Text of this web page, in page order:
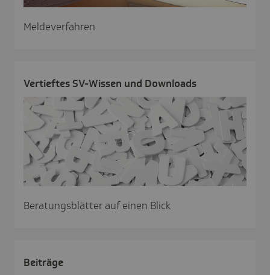
Meldeverfahren
Vertieftes SV-Wissen und Down­loads
Beratungsblätter auf einen Blick
Beiträge